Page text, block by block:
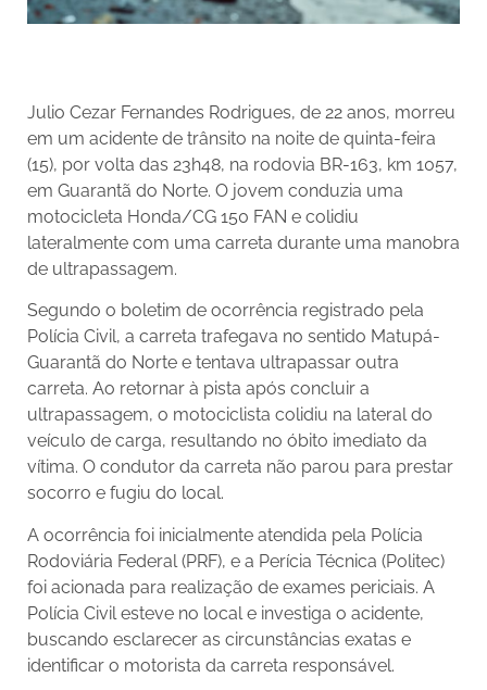
Julio Cezar Fernandes Rodrigues, de 22 anos, morreu
em um acidente de trânsito na noite de quinta-feira
(15), por volta das 23h48, na rodovia BR-163, km 1057,
em Guarantã do Norte. O jovem conduzia uma
motocicleta Honda/CG 150 FAN e colidiu
lateralmente com uma carreta durante uma manobra
de ultrapassagem.
Segundo o boletim de ocorrência registrado pela
Polícia Civil, a carreta trafegava no sentido Matupá-
Guarantã do Norte e tentava ultrapassar outra
carreta. Ao retornar à pista após concluir a
ultrapassagem, o motociclista colidiu na lateral do
veículo de carga, resultando no óbito imediato da
vítima. O condutor da carreta não parou para prestar
socorro e fugiu do local.
A ocorrência foi inicialmente atendida pela Polícia
Rodoviária Federal (PRF), e a Perícia Técnica (Politec)
foi acionada para realização de exames periciais. A
Polícia Civil esteve no local e investiga o acidente,
buscando esclarecer as circunstâncias exatas e
identificar o motorista da carreta responsável.